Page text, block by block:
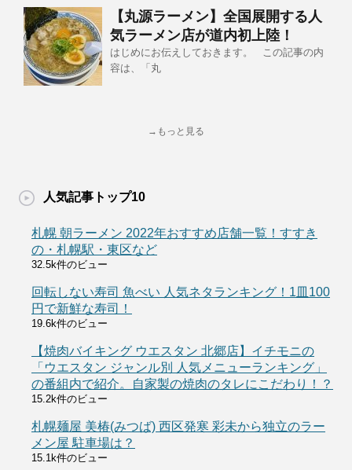
【丸源ラーメン】全国展開する人
気ラーメン店が道内初上陸！
はじめにお伝えしておきます。 この記事の内
容は、「丸
→もっと見る
人気記事トップ10
札幌 朝ラーメン 2022年おすすめ店舗一覧！すすき
の・札幌駅・東区など
32.5k件のビュー
回転しない寿司 魚べい 人気ネタランキング！1皿100
円で新鮮な寿司！
19.6k件のビュー
【焼肉バイキング ウエスタン 北郷店】イチモニの
「ウエスタン ジャンル別 人気メニューランキング」
の番組内で紹介。自家製の焼肉のタレにこだわり！？
15.2k件のビュー
札幌麺屋 美椿(みつば) 西区発寒 彩未から独立のラー
メン屋 駐車場は？
15.1k件のビュー